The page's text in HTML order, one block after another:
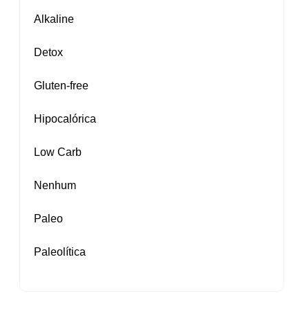
Alkaline
Detox
Gluten‑free
Hipocalórica
Low Carb
Nenhum
Paleo
Paleolítica